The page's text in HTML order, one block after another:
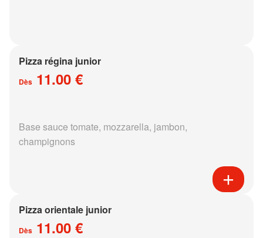
Pizza régina junior
Dès 11.00 €
Base sauce tomate, mozzarella, jambon,
champignons
Pizza orientale junior
Dès 11.00 €